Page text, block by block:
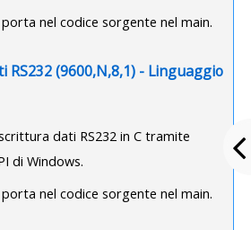
porta nel codice sorgente nel main.
RS232 (9600,N,8,1) - Linguaggio
dati RS232 in C tramite
di Windows.
porta nel codice sorgente nel main.